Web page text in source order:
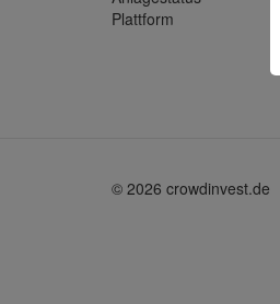
Plattform
© 2026 crowdinvest.de